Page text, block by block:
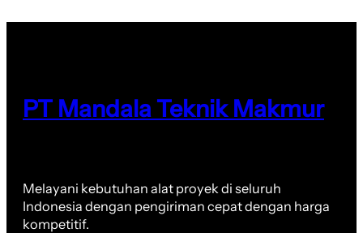
PT Mandala Teknik Makmur
Melayani kebutuhan alat proyek di seluruh
Indonesia dengan pengiriman cepat dengan harga
kompetitif.